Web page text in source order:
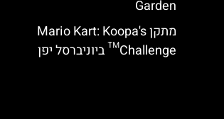
Garden
מתקן Mario Kart: Koopa's
Challenge™ ביוניברסל יפן